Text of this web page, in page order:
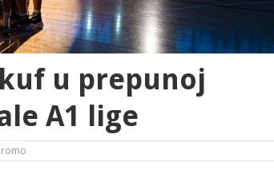
u prepunoj
A1 lige